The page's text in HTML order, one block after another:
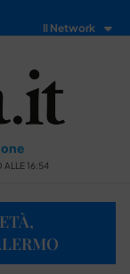
Il Network
16:54